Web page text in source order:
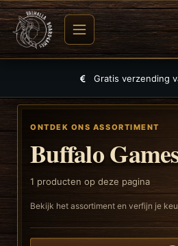
Gratis verzending
ONTDEK ONS ASSORTIMENT
Buffalo
1 producten op deze pagina
Bekijk het assortiment en verfijn je